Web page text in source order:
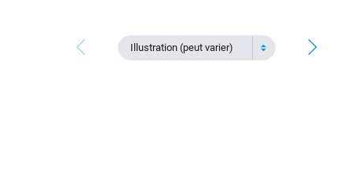
Illustration (peut varier)